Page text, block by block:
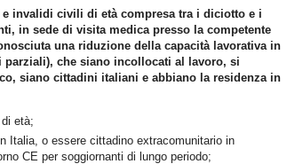
invalidi civili di età compresa tra i diciotto e i
in sede di visita medica presso la competente
una riduzione della capacità lavorativa in
che siano incollocati al lavoro, si
siano cittadini italiani e abbiano la residenza in
età;
Italia, o essere cittadino extracomunitario in
CE per soggiornanti di lungo periodo;